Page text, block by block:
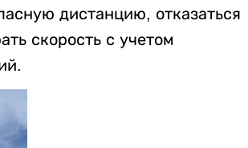
дистанцию, отказаться
скорость с учетом